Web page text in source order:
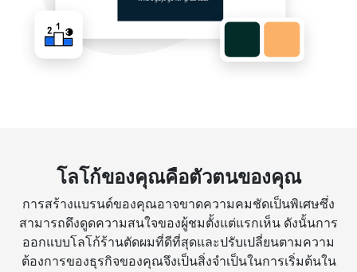
โลโก้ของคุณคือตัวตนของคุณ
การสร้างแบรนด์ของคุณอาจขาดความคมชัดเป็นพิเศษซึ่ง
สามารถดึงดูดความสนใจของผู้ชมตั้งแต่แรกเห็น ดังนั้นการ
ออกแบบโลโก้ร้านตัดผมที่ดีที่สุดและปรับเปลี่ยนตามความ
ต้องการของธุรกิจของคุณจึงเป็นสิ่งจำเป็นในการเริ่มต้นใน